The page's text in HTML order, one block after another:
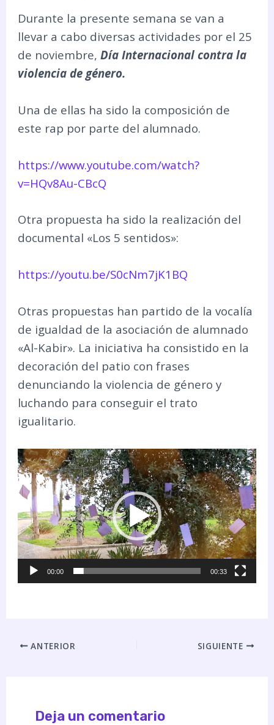
Durante la presente semana se van a
llevar a cabo diversas actividades por el 25
de noviembre, Día Internacional contra la
violencia de género.
Una de ellas ha sido la composición de
este rap por parte del alumnado.
https://www.youtube.com/watch?
v=HQv8Au-CBcQ
Otra propuesta ha sido la realización del
documental «Los 5 sentidos»:
https://youtu.be/S0cNm7jK1BQ
Otras propuestas han partido de la vocalía
de igualdad de la asociación de alumnado
«Al-Kabir». La iniciativa ha consistido en la
decoración del patio con frases
denunciando la violencia de género y
luchando para conseguir el trato
igualitario.
Reproductor
de
vídeo
00:00 00:33
ANTERIOR SIGUIENTE
Deja un comentario